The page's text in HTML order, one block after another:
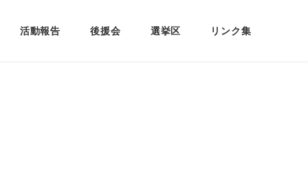
活動報告 後援会 選挙区 リンク集